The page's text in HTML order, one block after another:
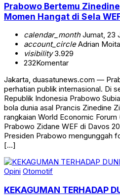
Prabowo Bertemu
Momen Hangat di Sela
calendar_monthJumat, 23
account_circleAdrian Moita
visibility3.929
232Komentar
Jakarta, duasatunews.com —
perhatian publik internasional. Di
Republik Indonesia Prabowo
bola dunia asal Prancis Zinedine
rangkaian World Economic
Prabowo Zidane WEF di Davos
Presiden Prabowo mengunggah
[…]
Opini Otomotif
KEKAGUMAN TERHADAP